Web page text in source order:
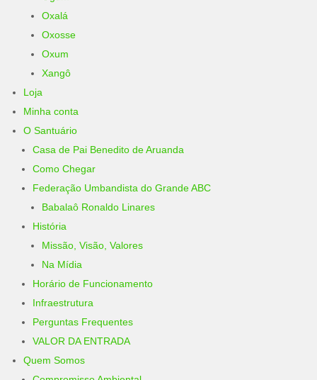
Oxalá
Oxosse
Oxum
Xangô
Loja
Minha conta
O Santuário
Casa de Pai Benedito de Aruanda
Como Chegar
Federação Umbandista do Grande ABC
Babalaô Ronaldo Linares
História
Missão, Visão, Valores
Na Mídia
Horário de Funcionamento
Infraestrutura
Perguntas Frequentes
VALOR DA ENTRADA
Quem Somos